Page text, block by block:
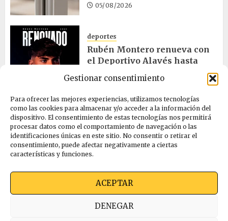
Gestionar consentimiento
Para ofrecer las mejores experiencias, utilizamos tecnologías
como las cookies para almacenar y/o acceder a la información del
dispositivo. El consentimiento de estas tecnologías nos permitirá
procesar datos como el comportamiento de navegación o las
identificaciones únicas en este sitio. No consentir o retirar el
consentimiento, puede afectar negativamente a ciertas
características y funciones.
ACEPTAR
DENEGAR
05/08/2026
deportes
Rubén Montero renueva con
el Deportivo Alavés hasta
cultura
Melgosa, Barredo y Hurtado
asisten a la Bajada de Celedón
Ekimen Press